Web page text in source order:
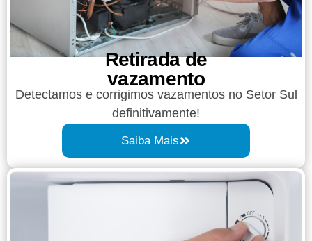
Retirada de
vazamento​​
Detectamos e corrigimos vazamentos no Setor Sul
definitivamente!
Saiba Mais